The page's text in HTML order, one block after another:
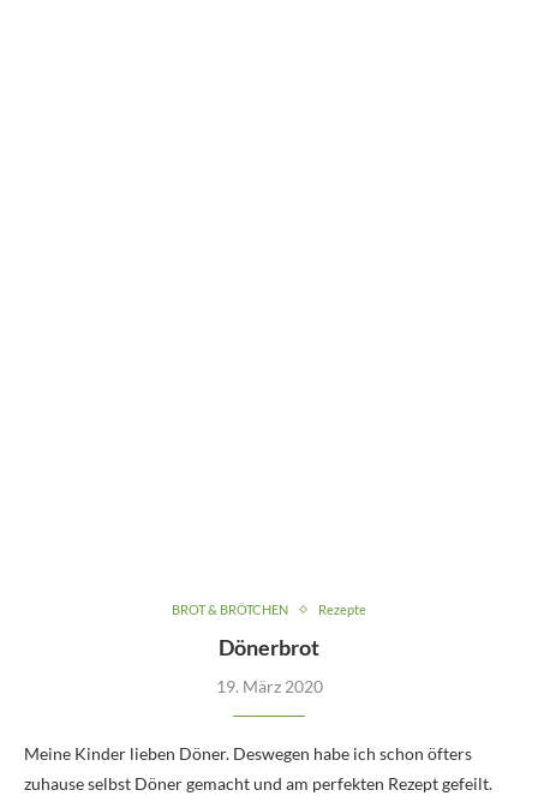
BROT & BRÖTCHEN Rezepte
Dönerbrot
19. März 2020
Meine Kinder lieben Döner. Deswegen habe ich schon öfters
zuhause selbst Döner gemacht und am perfekten Rezept gefeilt.